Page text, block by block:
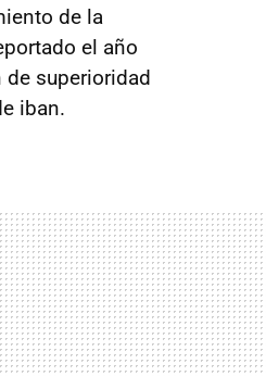
de la
el año
superioridad
iban.